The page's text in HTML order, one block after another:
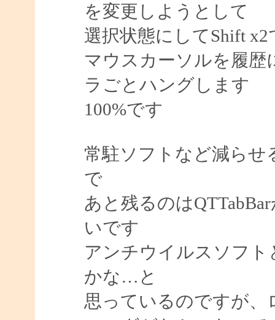
を変更しようとして
選択状態にしてShift
マウスカーソルを履
ラごとハングします
100%です
常駐ソフトなど減らせ
で
あと残るのは
いです
アンチウイルスソフト
かな…と
思っているのですが、